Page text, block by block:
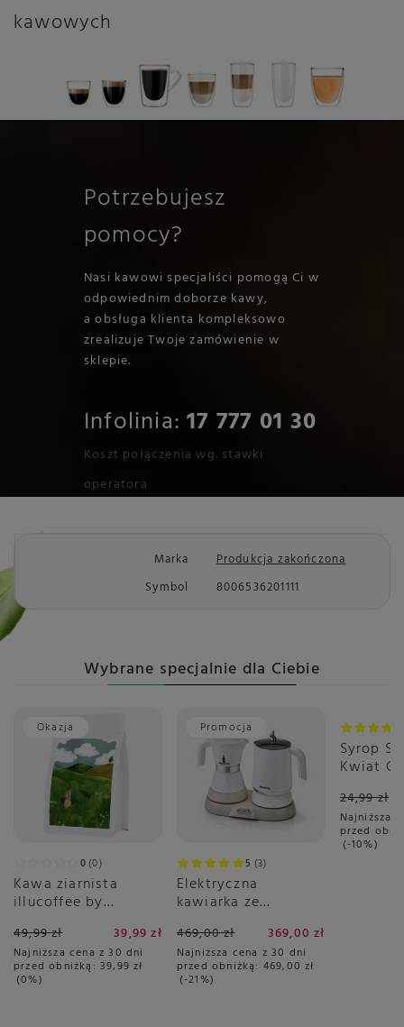
kawowych
Potrzebujesz
pomocy?
Nasi kawowi specjaliści pomogą Ci w
odpowiednim doborze kawy,
a obsługa klienta kompleksowo
zrealizuje Twoje zamówienie w
sklepie.
Infolinia:17 777 01 30
Koszt połączenia wg. stawki
operatora
Marka
Produkcja zakończona
Symbol
8006536201111
Wybrane specjalnie dla Ciebie
Okazja
0 0
Kawa ziarnista
illucoffee by
po łące 250g
49,99 zł 39,99 zł
Najniższa cena z 30 dni
przed obniżką: 39,99 zł
0%
Promocja
5 3
Elektryczna
kawiarka ze
1344 - Breakfast
Station 3w1
469,00 zł 369,00 zł
Najniższa cena z 30 dni
przed obniżką: 469,00 zł
-21%
Syrop
Kwiat
24,99 zł
Najniższa
przed
-10%